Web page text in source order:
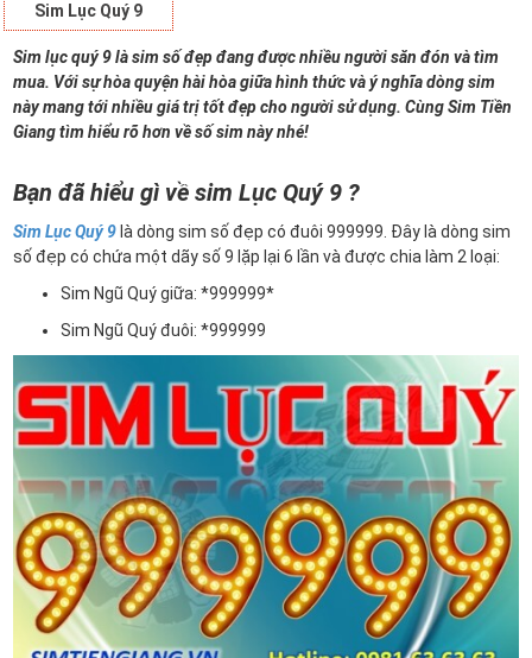
Sim Lục Quý 9
Sim lục quý 9 là sim số đẹp đang được nhiều người săn đón và tìm
mua. Với sự hòa quyện hài hòa giữa hình thức và ý nghĩa dòng sim
này mang tới nhiều giá trị tốt đẹp cho người sử dụng. Cùng Sim Tiền
Giang tìm hiểu rõ hơn về số sim này nhé!
Bạn đã hiểu gì về sim Lục Quý 9 ?
Sim Lục Quý 9 là dòng sim số đẹp có đuôi 999999. Đây là dòng sim
số đẹp có chứa một dãy số 9 lặp lại 6 lần và được chia làm 2 loại:
Sim Ngũ Quý giữa: *999999*
Sim Ngũ Quý đuôi: *999999